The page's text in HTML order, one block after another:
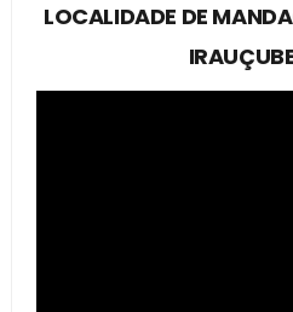
LOCALIDADE DE